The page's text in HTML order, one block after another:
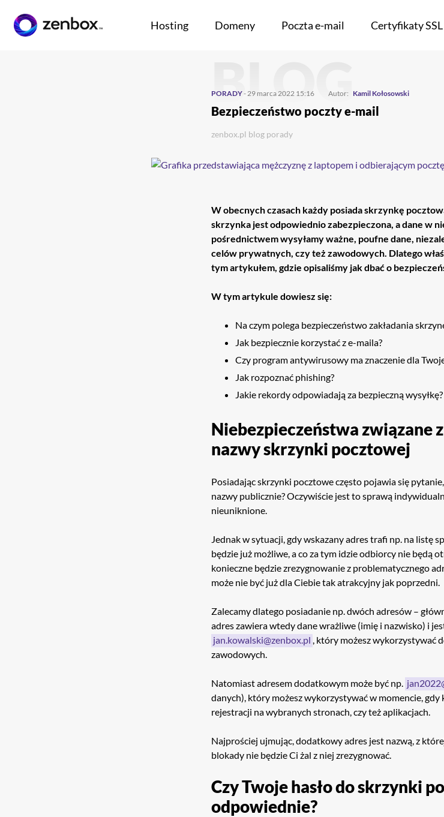
Hosting Domeny Poczta e-mail Certyfikaty SSL
BLOG
PORADY- 29 marca 2022 15:16 Autor: Kamil Kołosowski
Bezpieczeństwo poczty e-mail
zenbox.pl blog porady
W obecnych czasach każdy posiada skrzynkę
skrzynka jest odpowiednio zabezpieczona, a dane w
pośrednictwem wysyłamy ważne, poufne dane,
celów prywatnych, czy też zawodowych. Dlatego
tym artykułem, gdzie opisaliśmy jak dbać o
W tym artykule dowiesz się:
Na czym polega bezpieczeństwo zakładania
Jak bezpiecznie korzystać z e-maila?
Czy program antywirusowy ma znaczenie dla
Jak rozpoznać phishing?
Jakie rekordy odpowiadają za bezpieczną wysyłkę?
Niebezpieczeństwa związane
nazwy skrzynki pocztowej
Posiadając skrzynki pocztowe często pojawia się
nazwy publicznie? Oczywiście jest to sprawą
nieuniknione.
Jednak w sytuacji, gdy wskazany adres trafi np. na listę
będzie już możliwe, a co za tym idzie odbiorcy nie będą
konieczne będzie zrezygnowanie z problematycznego
może nie być już dla Ciebie tak atrakcyjny jak poprzedni.
Zalecamy dlatego posiadanie np. dwóch adresów –
adres zawiera wtedy dane wrażliwe (imię i nazwisko) i
jan.kowalski@zenbox.pl , który możesz wykorzystywać
zawodowych.
Natomiast adresem dodatkowym może być np.
danych), który możesz wykorzystywać w momencie, gdy
rejestracji na wybranych stronach, czy też aplikacjach.
Najprościej ujmując, dodatkowy adres jest nazwą, z
blokady nie będzie Ci żal z niej zrezygnować.
Czy Twoje hasło do skrzynki
odpowiednie?